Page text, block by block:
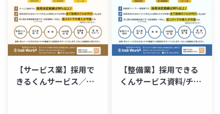
【サービス業】採用で
きるくんサービス／チ
【整備業】採用できる
くんサービス資料/チラ